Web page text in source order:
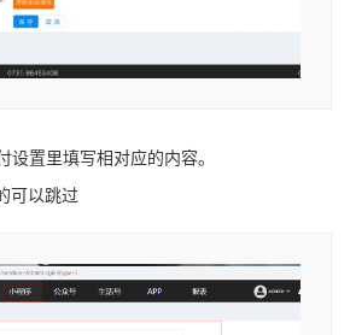
设置里填写相对应的内容。
可以跳过